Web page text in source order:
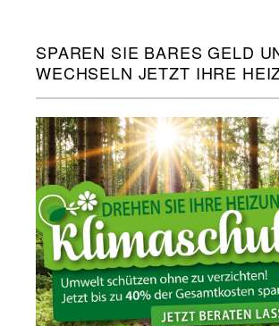
SPAREN SIE BARES GELD
WECHSELN JETZT IHRE